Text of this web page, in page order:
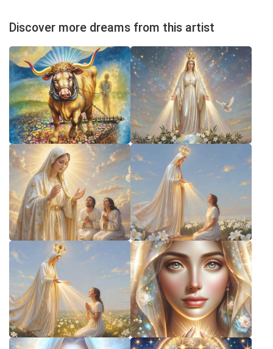
Discover more dreams from this artist